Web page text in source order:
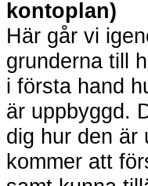
kontoplan)
Här går vi
grunderna till
i första hand
är uppbyggd.
dig hur den är
kommer att